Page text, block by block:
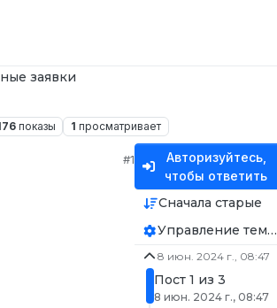
заявки
показы 1 просматривает
#1
Авторизуйтесь,
чтобы ответить
Сначала старые
Управление темой
8 июн. 2024 г., 08:47
Пост 1 из 3
8 июн. 2024 г., 08:47